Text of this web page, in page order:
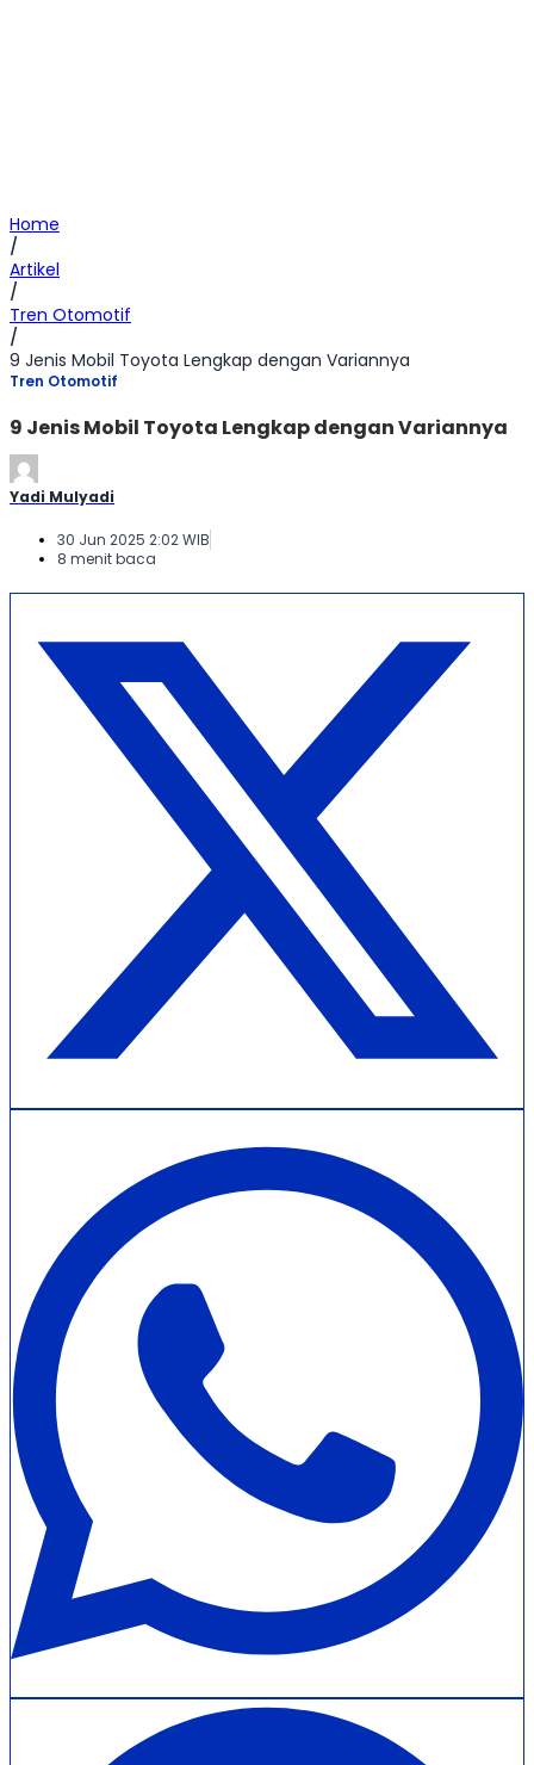
Home
/
Artikel
/
Tren Otomotif
/
9 Jenis Mobil Toyota Lengkap dengan Variannya
Tren Otomotif
9 Jenis Mobil Toyota Lengkap dengan Variannya
Yadi Mulyadi
30 Jun 2025 2:02 WIB
8 menit baca